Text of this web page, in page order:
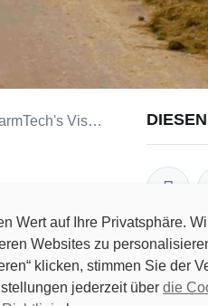
for Smarter Dairy
optional — it’s
truly
and evey
Wert auf Ihre Privatsphäre.
Websites zu
klicken, stimmen Sie der
jederzeit über die